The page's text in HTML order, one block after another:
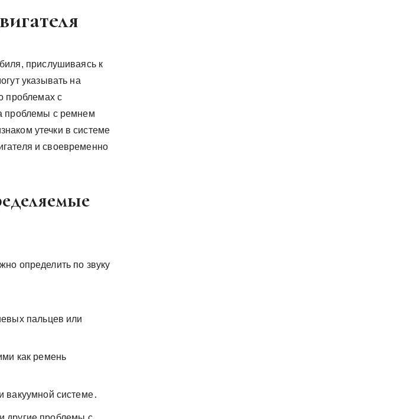
прислушиваясь к
указывать на
проблемах с
проблемы с ремнем
утечки в системе
и своевременно
определить по звуку
пальцев или
как ремень
вакуумной системе․